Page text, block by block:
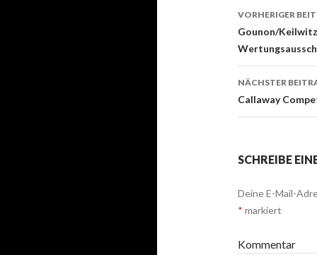
Beitrags-
VORHERIGER
Gounon/Keilwitz
NÄCHSTER
Callaway
SCHREIBE
Deine E-Mail-
* markiert
Kommentar